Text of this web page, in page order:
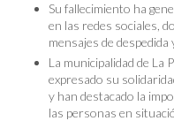
Su fallecimiento ha
en las redes sociales,
mensajes de despedida
La municipalidad de La
expresado su
y han destacado la
las personas en